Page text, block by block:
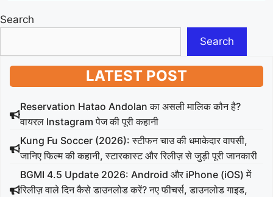
Search
Search
LATEST POST
Reservation Hatao Andolan का असली मालिक कौन है?
वायरल Instagram पेज की पूरी कहानी
Kung Fu Soccer (2026): स्टीफन चाउ की धमाकेदार वापसी,
जानिए फिल्म की कहानी, स्टारकास्ट और रिलीज़ से जुड़ी पूरी जानकारी
BGMI 4.5 Update 2026: Android और iPhone (iOS) में
रिलीज़ वाले दिन कैसे डाउनलोड करें? नए फीचर्स, डाउनलोड गाइड,